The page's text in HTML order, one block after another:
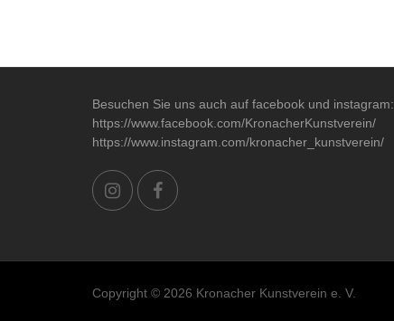
Besuchen Sie uns auch auf facebook und instagram:
https://www.facebook.com/KronacherKunstverein/
https://www.instagram.com/kronacher_kunstverein/
Copyright © 2026 Kronacher Kunstverein e. V.